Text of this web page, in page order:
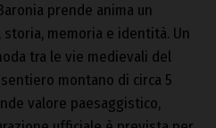
prende anima un
memoria e identità. Un
tra le vie medievali del
montano di circa 5
valore paesaggistico,